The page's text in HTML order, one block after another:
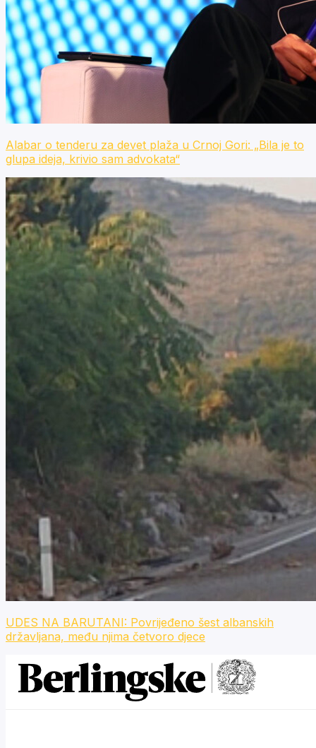
Alabar o tenderu za devet plaža u Crnoj Gori: „Bila je to
glupa ideja, krivio sam advokata“
UDES NA BARUTANI: Povrijeđeno šest albanskih
državljana, među njima četvoro djece